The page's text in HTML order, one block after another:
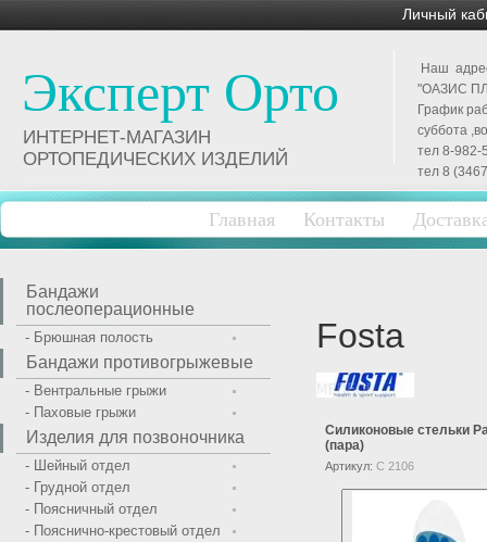
Эксперт Орто
ИНТЕРНЕТ-МАГАЗИН
ОРТОПЕДИЧЕСКИХ ИЗДЕЛИЙ
Наш
"ОАЗИС
График
суббота
тел 8-982-
тел 8
Личный
Главная Контакты
Fosta
Силиконовые стельки
(пара)
Артикул: С 2106
Бандажи
послеоперационные
- Брюшная полость
Бандажи противогрыжевые
- Вентральные грыжи
- Паховые грыжи
Изделия для позвоночника
- Шейный отдел
- Грудной отдел
- Поясничный отдел
- Пояснично-крестовый отдел